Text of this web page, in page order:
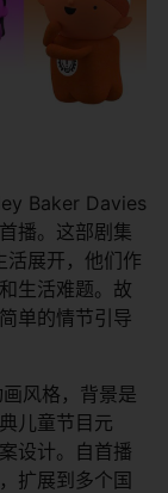
Baker Davies
播。这部剧集
展开，他们作
生活难题。故
单的情节引导
风格，背景是
儿童节目元
设计。自首播
扩展到多个国